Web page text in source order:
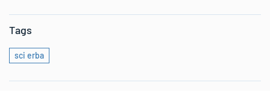
Tags
sci erba